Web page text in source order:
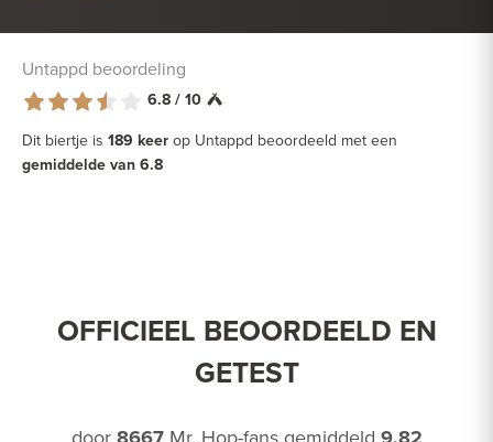
Untappd beoordeling
6.8 / 10
Dit biertje is 189 keer op Untappd beoordeeld met een
gemiddelde van 6.8
OFFICIEEL BEOORDEELD EN
GETEST